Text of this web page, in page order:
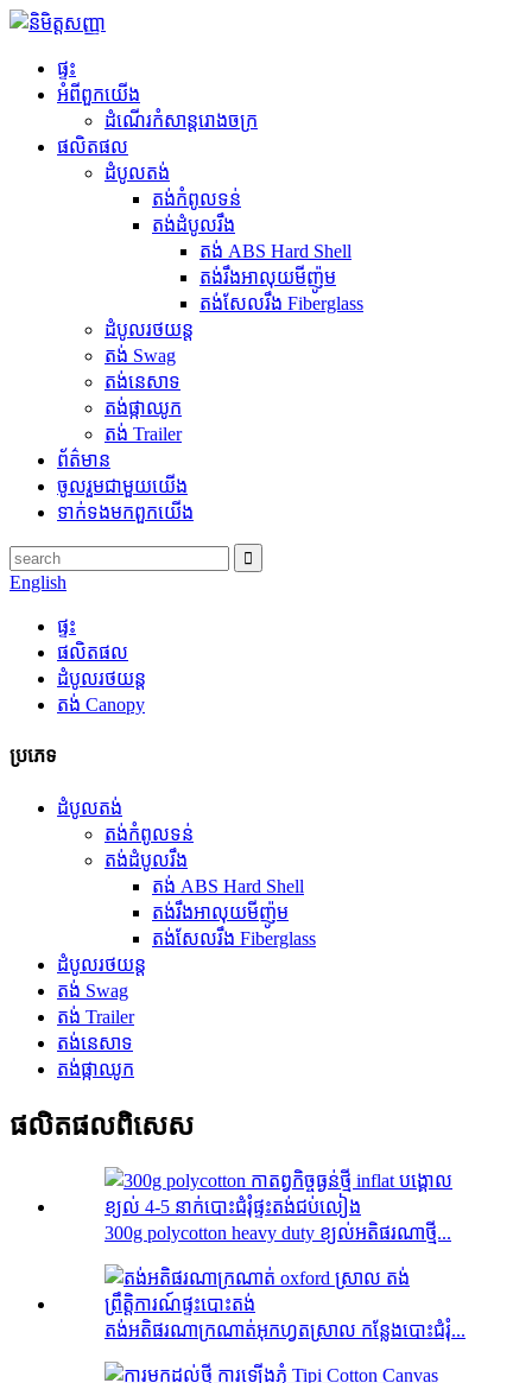
ផ្ទះ
អំពី​ពួក​យើង
ដំណើរកំសាន្តរោងចក្រ
ផលិតផល
ដំបូលតង់
តង់កំពូលទន់
តង់ដំបូលរឹង
តង់ ABS Hard Shell
តង់រឹងអាលុយមីញ៉ូម
តង់សែលរឹង Fiberglass
ដំបូលរថយន្ត
តង់ Swag
តង់នេសាទ
តង់ផ្កាឈូក
តង់ Trailer
ព័ត៌មាន
ចូលរួម​ជាមួយ​យើង
ទាក់ទង​មក​ពួក​យើង
English
ផ្ទះ
ផលិតផល
ដំបូលរថយន្ត
តង់ Canopy
ប្រភេទ
ដំបូលតង់
តង់កំពូលទន់
តង់ដំបូលរឹង
តង់ ABS Hard Shell
តង់រឹងអាលុយមីញ៉ូម
តង់សែលរឹង Fiberglass
ដំបូលរថយន្ត
តង់ Swag
តង់ Trailer
តង់នេសាទ
តង់ផ្កាឈូក
ផលិតផល​ពិសេស
300g polycotton heavy duty ខ្យល់អតិផរណាថ្មី...
តង់​អតិផរណា​ក្រណាត់​អុកហ្វត​ស្រាល កន្លែង​បោះជំរុំ...